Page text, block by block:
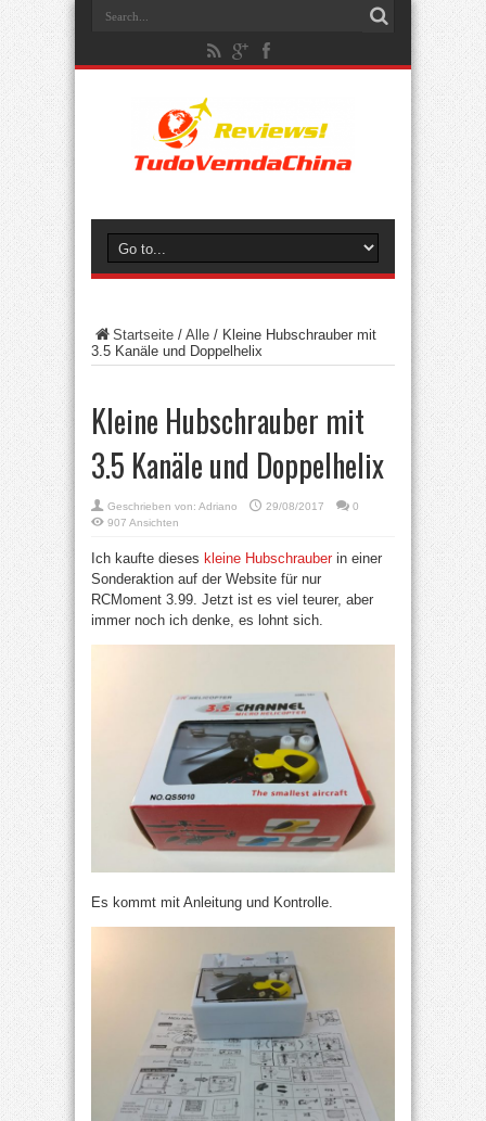
Startseite / Alle / Kleine Hubschrauber mit
3.5 Kanäle und Doppelhelix
Kleine Hubschrauber mit
3.5 Kanäle und Doppelhelix
Geschrieben von: Adriano 29/08/2017
0
907 Ansichten
Ich kaufte dieses kleine Hubschrauber in einer
Sonderaktion auf der Website für nur
RCMoment 3.99. Jetzt ist es viel teurer, aber
immer noch ich denke, es lohnt sich.
Es kommt mit Anleitung und Kontrolle.